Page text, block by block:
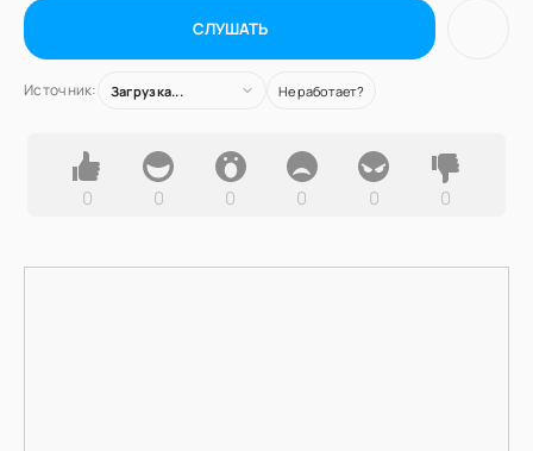
СЛУШАТЬ
Источник: Загрузка... Не работает?
0 0 0 0 0 0